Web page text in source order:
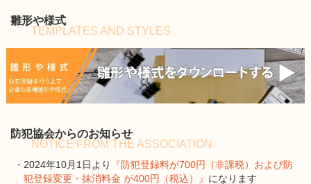
雛形や様式
TEMPLATES AND STYLES
防犯協会からのお知らせ
NOTICE FROM THE ASSOCIATION
・2024年10月1日より
『防犯登録料が700円（非課税）および防
犯登録変更・抹消料金 が400円（税込）』 になります